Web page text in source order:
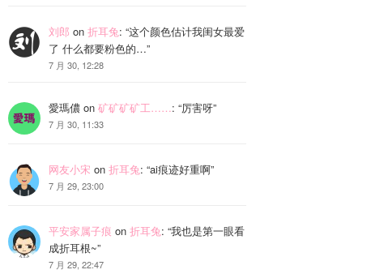
刘郎 on 折耳兔: “这个颜色估计我闺女最爱
了 什么都要粉色的…”
7 月 30, 12:28
愛瑪儂on 矿矿矿矿工……: “厉害呀”
7 月 30, 11:33
网友小宋 on 折耳兔: “ai痕迹好重啊”
7 月 29, 23:00
平安家属子痕 on 折耳兔: “我也是第一眼看
成折耳根~”
7 月 29, 22:47